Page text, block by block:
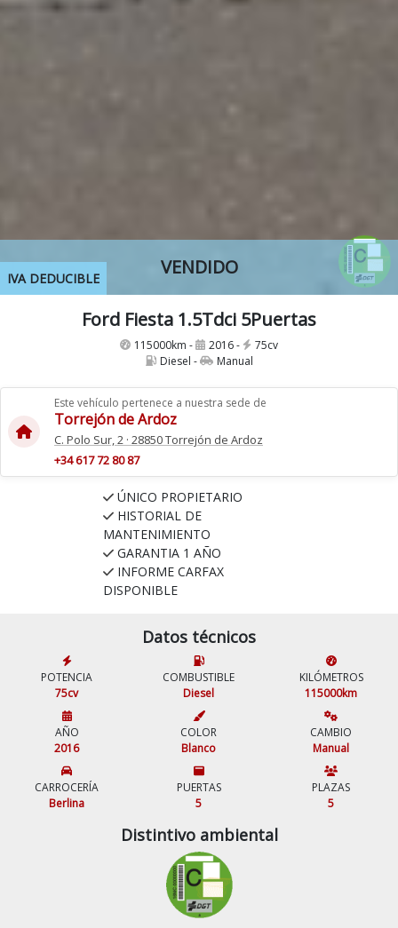
VENDIDO
IVA DEDUCIBLE
Ford Fiesta 1.5Tdci 5Puertas
115000km - 2016 -
75cv
Diesel -
Manual
Este vehículo pertenece a nuestra sede de
Torrejón de Ardoz
C. Polo Sur, 2 · 28850 Torrejón de Ardoz
+34 617 72 80 87
ÚNICO PROPIETARIO
HISTORIAL DE
MANTENIMIENTO
GARANTIA 1 AÑO
INFORME CARFAX
DISPONIBLE
Datos técnicos
POTENCIA
75cv
COMBUSTIBLE
Diesel
KILÓMETROS
115000km
AÑO
2016
COLOR
Blanco
CAMBIO
Manual
CARROCERÍA
Berlina
PUERTAS
5
PLAZAS
5
Distintivo ambiental